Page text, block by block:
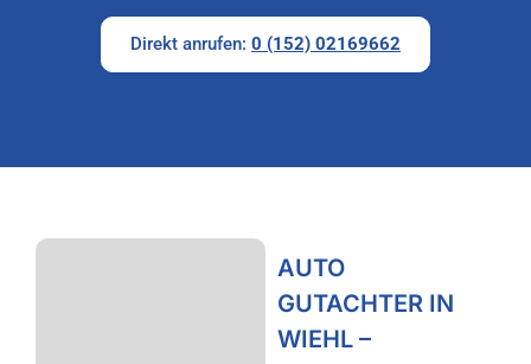
Direkt anrufen: 0 (152) 02169662
AUTO
GUTACHTER IN
WIEHL –